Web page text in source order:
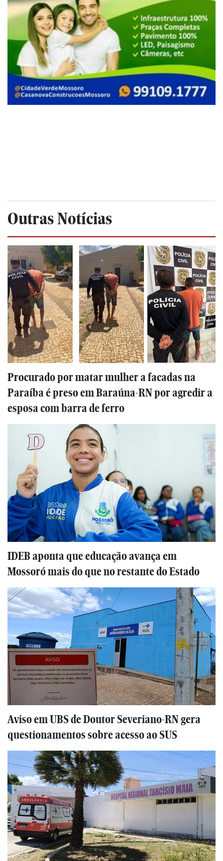
Outras Notícias
Procurado por matar mulher a facadas na
Paraíba é preso em Baraúna-RN por agredir a
esposa com barra de ferro
IDEB aponta que educação avança em
Mossoró mais do que no restante do Estado
Aviso em UBS de Doutor Severiano-RN gera
questionamentos sobre acesso ao SUS